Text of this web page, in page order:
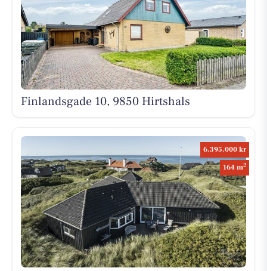
Finlandsgade 10, 9850 Hirtshals
6.395.000 kr
164 m2